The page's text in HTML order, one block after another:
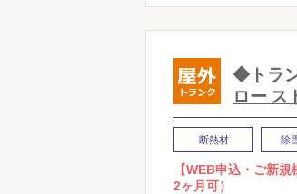
◆トラ
ロー ス
断熱材 除
【WEB申込・ご新
2ヶ月可）